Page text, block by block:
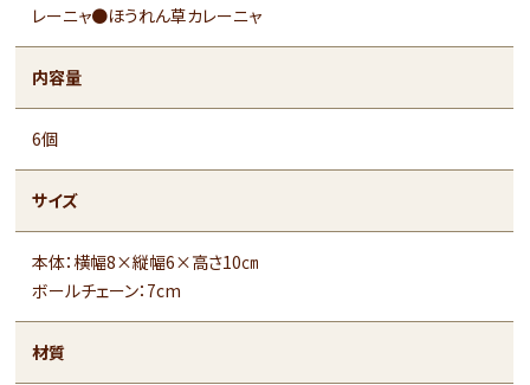
レーニャ●ほうれん草カレーニャ
内容量
6個
サイズ
本体：横幅8×縦幅6×高さ10㎝
ボールチェーン：7cm
材質